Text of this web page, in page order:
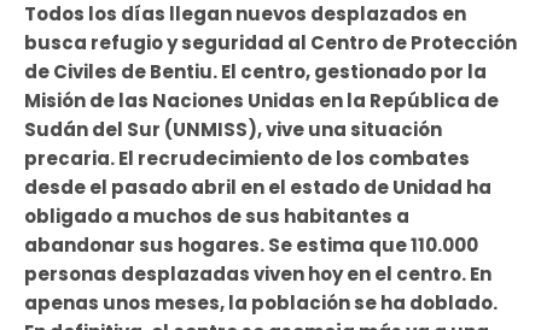
Todos los días llegan nuevos desplazados en
busca refugio y seguridad al Centro de Protección
de Civiles de Bentiu. El centro, gestionado por la
Misión de las Naciones Unidas en la República de
Sudán del Sur (UNMISS), vive una situación
precaria. El recrudecimiento de los combates
desde el pasado abril en el estado de Unidad ha
obligado a muchos de sus habitantes a
abandonar sus hogares. Se estima que 110.000
personas desplazadas viven hoy en el centro. En
apenas unos meses, la población se ha doblado.